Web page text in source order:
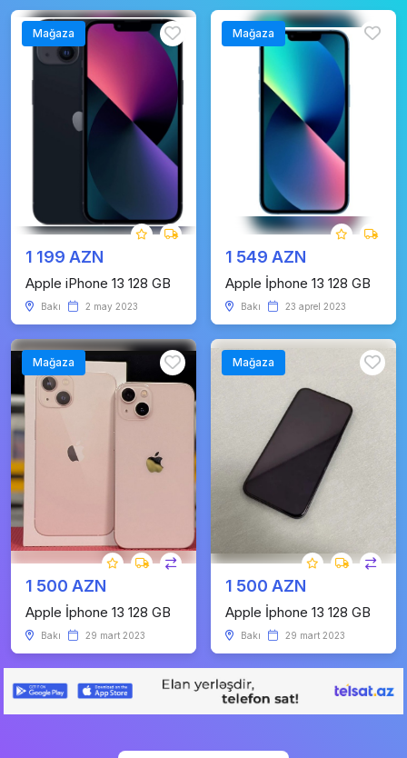
Mağaza
1 199 AZN
Apple iPhone 13 128 GB
Bakı 2 may 2023
Mağaza
1 549 AZN
Apple İphone 13 128 GB
Bakı 23 aprel 2023
Mağaza
1 500 AZN
Apple İphone 13 128 GB
Bakı 29 mart 2023
Mağaza
1 500 AZN
Apple İphone 13 128 GB
Bakı 29 mart 2023